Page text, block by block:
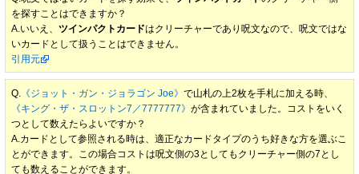
を探すことはできますか？
A.いいえ、ツインパクトカードはクリーチャーであり呪文なので、呪文ではな
いカードとして扱うことはできません。
引用元
Q. 《ジョット・ガン・ジョラゴン Joe》で山札の上2枚を手札に加える時、
《キング・ザ・スロットン7／7777777》が含まれていました。コストをいく
つとして数えたらよいですか？
A.カードとして参照される時は、適正なカードタイプのうち好きな方を選ぶこ
とができます。この場合コストは呪文側の3としてもクリーチャー側の7とし
ても数えることができます。